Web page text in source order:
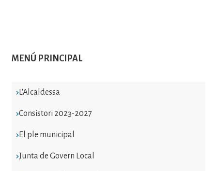
MENÚ PRINCIPAL
L'Alcaldessa
Consistori 2023-2027
El ple municipal
Junta de Govern Local